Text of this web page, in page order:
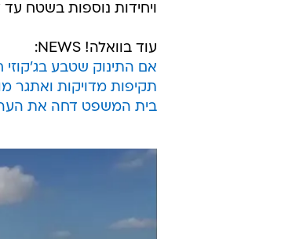
ויחידות נוספות בשטח
עוד בוואלה! NEWS:
אם התינוק שטבע
תקיפות מדויקות ואתגר
בית המשפט דחה את